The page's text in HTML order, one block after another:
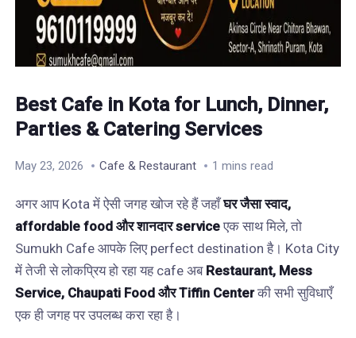
Best Cafe in Kota for Lunch, Dinner,
Parties & Catering Services
May 23, 2026 Cafe & Restaurant 1 mins read
अगर आप Kota में ऐसी जगह खोज रहे हैं जहाँघर जैसा स्वाद,
affordable food और शानदार serviceएक साथ मिले, तो
Sumukh Cafe आपके लिए perfect destination है। Kota City
में तेजी से लोकप्रिय हो रहा यह cafe अब Restaurant, Mess
Service, Chaupati Food और Tiffin Centerकी सभी सुविधाएँ
एक ही जगह पर उपलब्ध करा रहा है।